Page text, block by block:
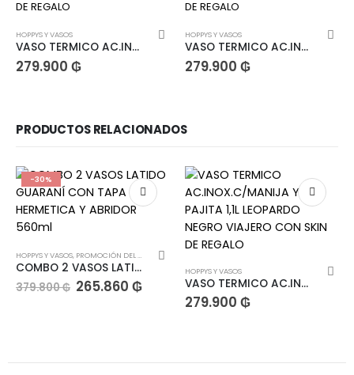
HOPPYS Y VASOS
VASO TERMICO AC.INOX.C/MANIJA Y PAJITA 1,1L NEGRO VIAJERO CON SKIN DE REGALO
279.900 ₲
HOPPYS Y VASOS
VASO TERMICO AC.INOX.C/MANIJA Y PAJITA 1,1L BLANCO VIAJERO CON SKIN DE REGALO
279.900 ₲
PRODUCTOS RELACIONADOS
-30%
HOPPYS Y VASOS, PROMOCIÓN DEL MES
COMBO 2 VASOS LATIDO GUARANÍ CON TAPA HERMETICA Y ABRIDOR 560ml
379.800₲ 265.860 ₲
HOPPYS Y VASOS
VASO TERMICO AC.INOX.C/MANIJA Y PAJITA 1,1L LEOPARDO NEGRO VIAJERO CON SKIN DE REGALO
279.900 ₲